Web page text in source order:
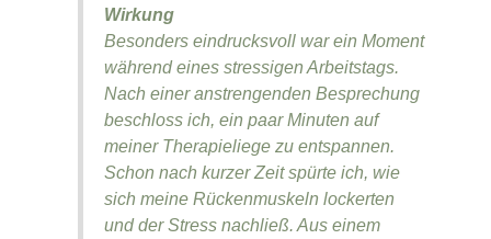
Wirkung
Besonders eindrucksvoll war ein Moment
während eines stressigen Arbeitstags.
Nach einer anstrengenden Besprechung
beschloss ich, ein paar Minuten auf
meiner Therapieliege zu entspannen.
Schon nach kurzer Zeit spürte ich, wie
sich meine Rückenmuskeln lockerten
und der Stress nachließ. Aus einem